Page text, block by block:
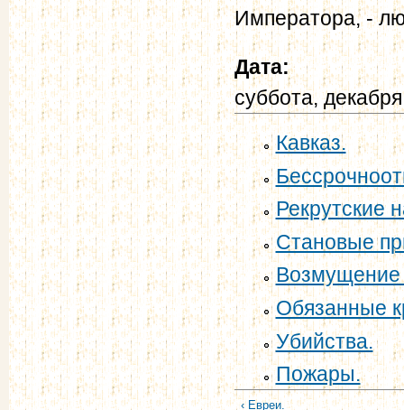
Императора, -
Дата:
суббота,
Кавказ.
Рекрутские
Становые
Возмущение
Обязанные
Убийства.
Пожары.
‹ Евреи.